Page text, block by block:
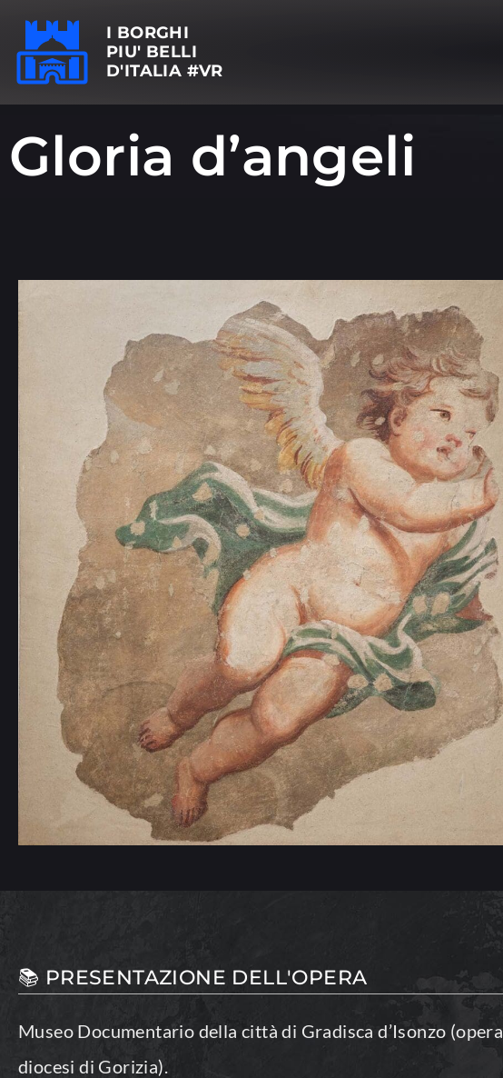
I BORGHI
PIU' BELLI
D'ITALIA #VR
Gloria d’angeli
📚 PRESENTAZIONE DELL'OPERA
Museo Documentario della città di Gradisca d’Isonzo
diocesi di Gorizia).